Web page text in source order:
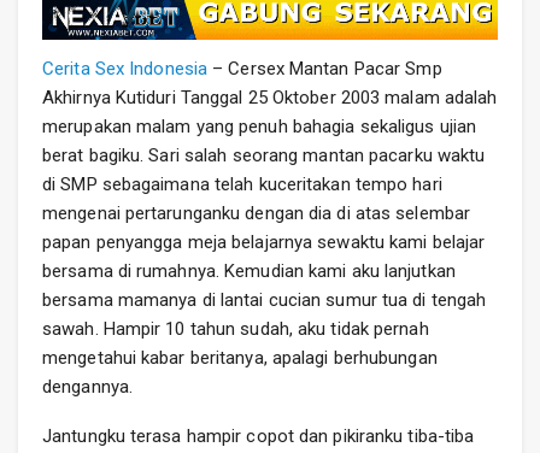
Cerita Sex Indonesia – Cersex Mantan Pacar Smp
Akhirnya Kutiduri Tanggal 25 Oktober 2003 malam adalah
merupakan malam yang penuh bahagia sekaligus ujian
berat bagiku. Sari salah seorang mantan pacarku waktu
di SMP sebagaimana telah kuceritakan tempo hari
mengenai pertarunganku dengan dia di atas selembar
papan penyangga meja belajarnya sewaktu kami belajar
bersama di rumahnya. Kemudian kami aku lanjutkan
bersama mamanya di lantai cucian sumur tua di tengah
sawah. Hampir 10 tahun sudah, aku tidak pernah
mengetahui kabar beritanya, apalagi berhubungan
dengannya.
Jantungku terasa hampir copot dan pikiranku tiba-tiba